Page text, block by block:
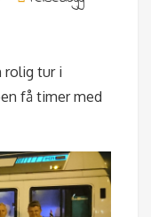
rolig tur i
få timer med